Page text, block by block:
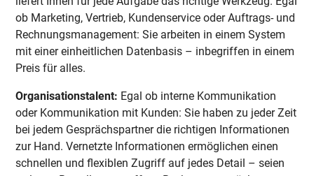
ob Marketing, Vertrieb, Kundenservice oder Auftrags- und
Rechnungsmanagement: Sie arbeiten in einem System
mit einer einheitlichen Datenbasis – inbegriffen in einem
Preis für alles.
Organisationstalent: Egal ob interne Kommunikation
oder Kommunikation mit Kunden: Sie haben zu jeder Zeit
bei jedem Gesprächspartner die richtigen Informationen
zur Hand. Vernetzte Informationen ermöglichen einen
schnellen und flexiblen Zugriff auf jedes Detail – seien